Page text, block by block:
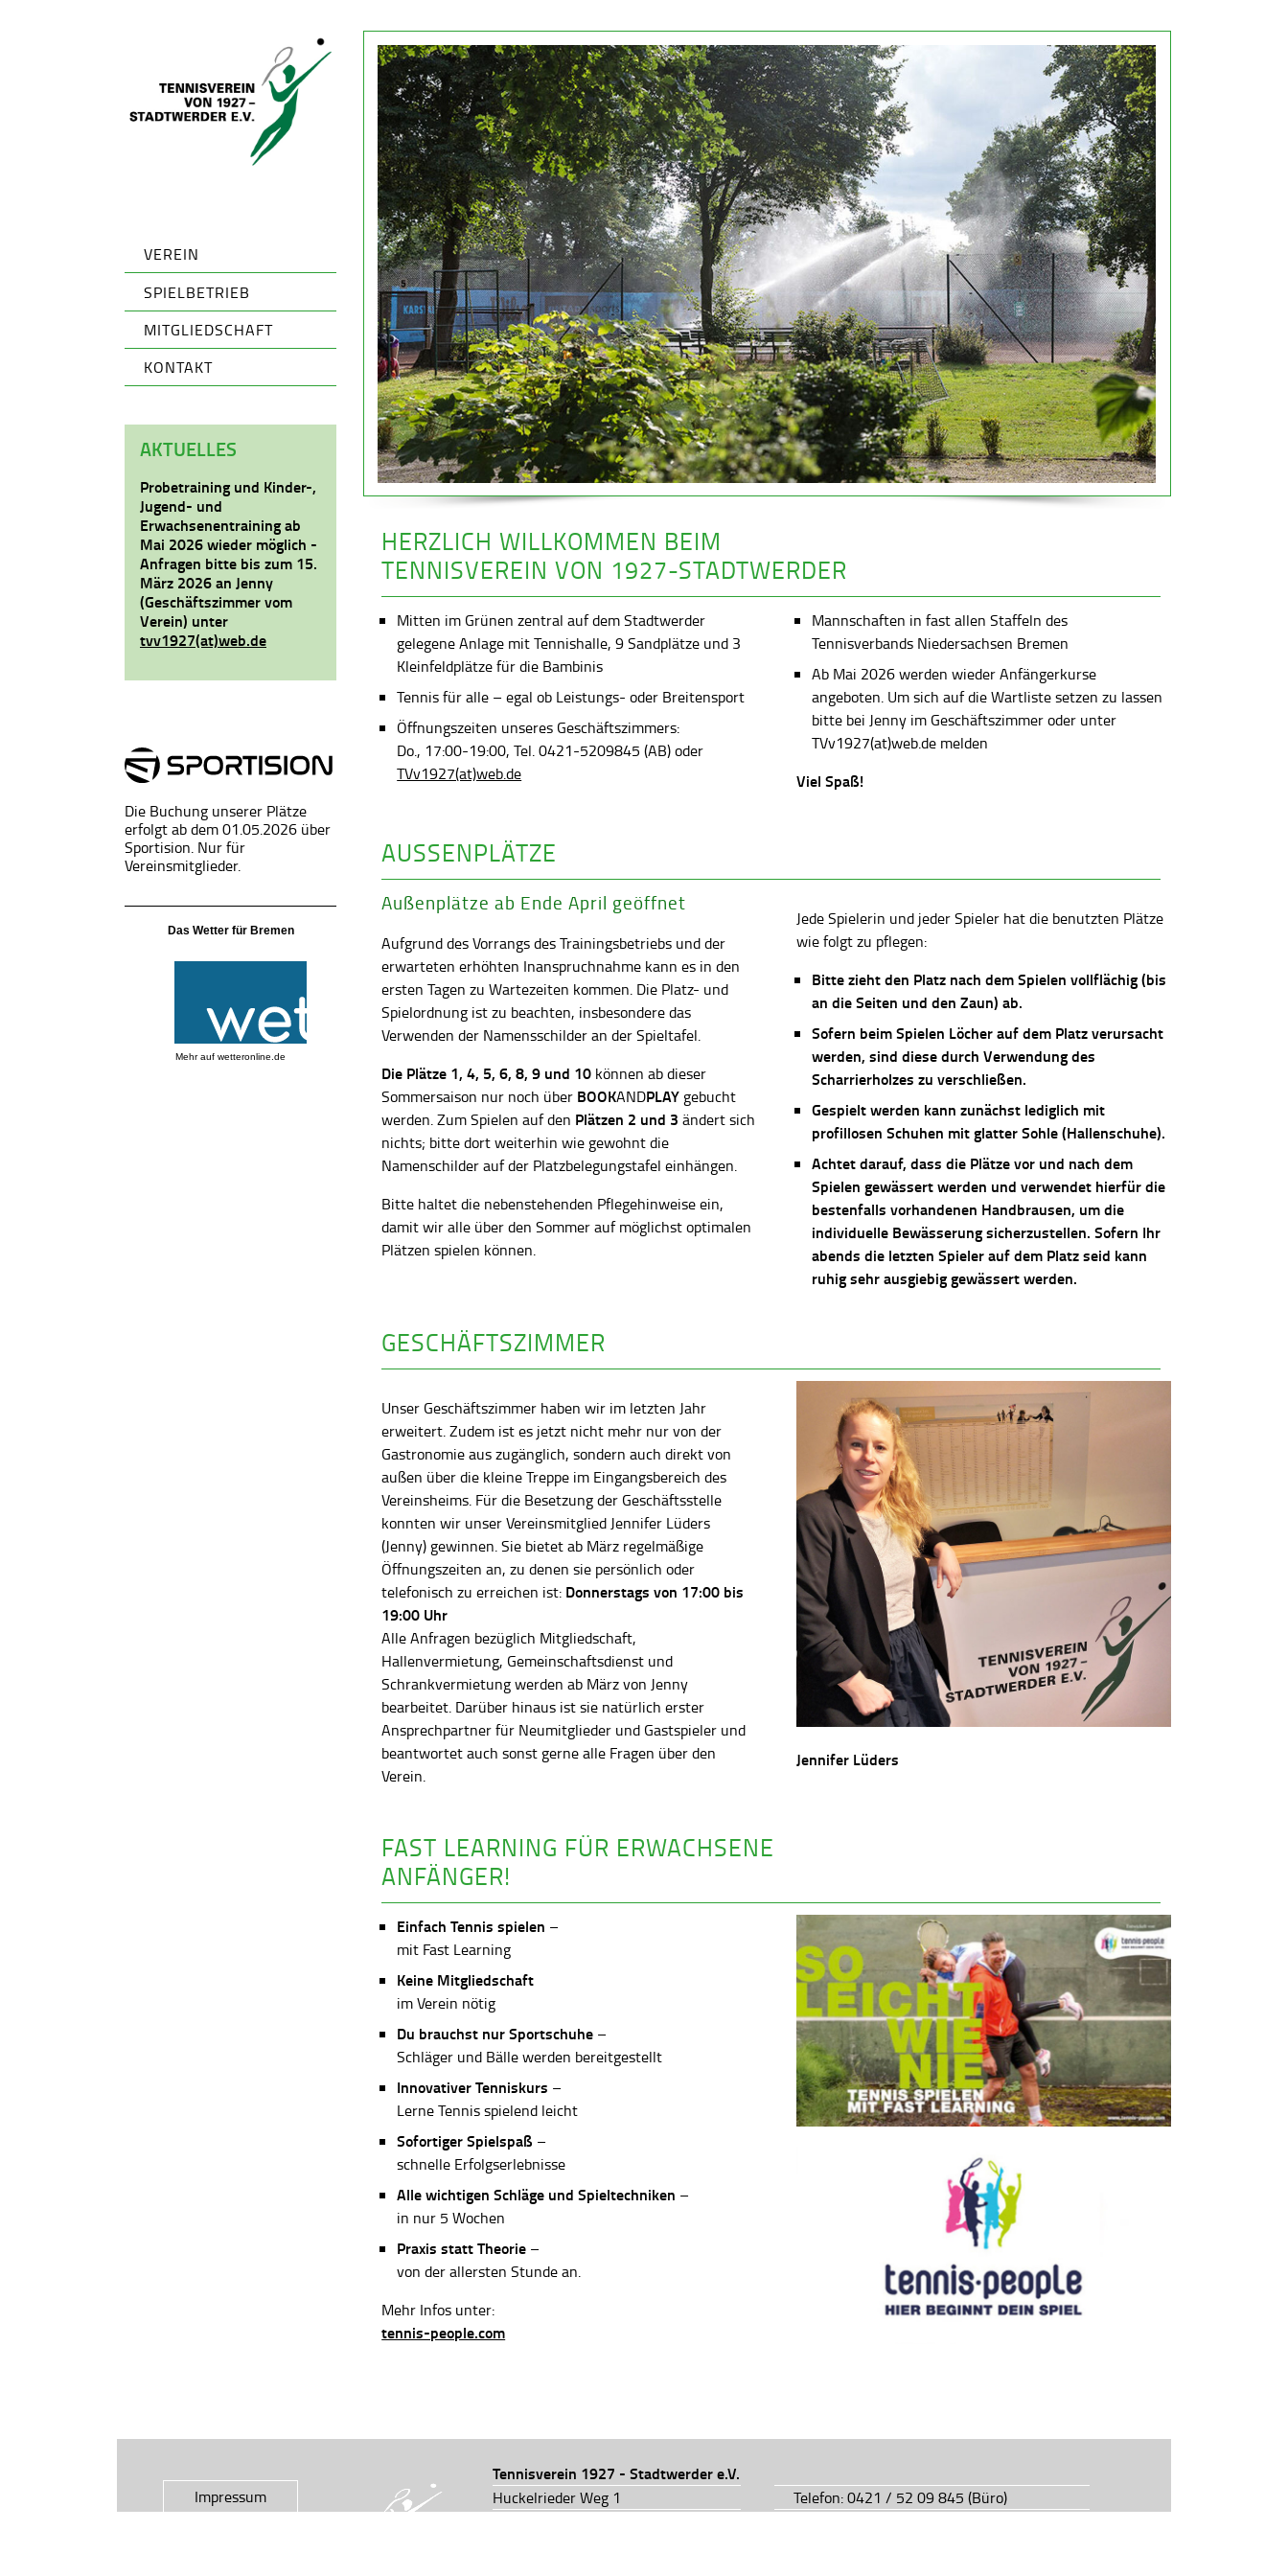
VEREIN
SPIELBETRIEB
MITGLIEDSCHAFT
KONTAKT
AKTUELLES
Probetraining und Kinder-,
Jugend- und
Erwachsenentraining ab
Mai 2026 wieder möglich -
Anfragen bitte bis zum 15.
März 2026 an Jenny
(Geschäftszimmer vom
Verein) unter
tvv1927(at)web.de
Die Buchung unserer Plätze
erfolgt ab dem 01.05.2026 über
Sportision. Nur für
Vereinsmitglieder.
Das Wetter für Bremen
Mehr auf wetteronline.de
HERZLICH WILLKOMMEN BEIM
TENNISVEREIN VON 1927-STADTWERDER
Mitten im Grünen zentral auf dem Stadtwerder
gelegene Anlage mit Tennishalle, 9 Sandplätze und 3
Kleinfeldplätze für die Bambinis
Tennis für alle – egal ob Leistungs- oder Breitensport
Öffnungszeiten unseres Geschäftszimmers:
Do., 17:00-19:00, Tel. 0421-5209845 (AB) oder
TVv1927(at)web.de
Mannschaften in fast allen Staffeln des
Tennisverbands Niedersachsen Bremen
Ab Mai 2026 werden wieder Anfängerkurse
angeboten. Um sich auf die Wartliste setzen zu lassen
bitte bei Jenny im Geschäftszimmer oder unter
TVv1927(at)web.de melden
Viel Spaß!
AUSSENPLÄTZE
Außenplätze ab Ende April geöffnet
Aufgrund des Vorrangs des Trainingsbetriebs und der
erwarteten erhöhten Inanspruchnahme kann es in den
ersten Tagen zu Wartezeiten kommen. Die Platz- und
Spielordnung ist zu beachten, insbesondere das
Verwenden der Namensschilder an der Spieltafel.
Die Plätze 1, 4, 5, 6, 8, 9 und 10 können ab dieser
Sommersaison nur noch über BOOKANDPLAY gebucht
werden. Zum Spielen auf den Plätzen 2 und 3 ändert sich
nichts; bitte dort weiterhin wie gewohnt die
Namenschilder auf der Platzbelegungstafel einhängen.
Bitte haltet die nebenstehenden Pflegehinweise ein,
damit wir alle über den Sommer auf möglichst optimalen
Plätzen spielen können.
Jede Spielerin und jeder Spieler hat die benutzten Plätze
wie folgt zu pflegen:
Bitte zieht den Platz nach dem Spielen vollflächig (bis
an die Seiten und den Zaun) ab.
Sofern beim Spielen Löcher auf dem Platz verursacht
werden, sind diese durch Verwendung des
Scharrierholzes zu verschließen.
Gespielt werden kann zunächst lediglich mit
profillosen Schuhen mit glatter Sohle (Hallenschuhe).
Achtet darauf, dass die Plätze vor und nach dem
Spielen gewässert werden und verwendet hierfür die
bestenfalls vorhandenen Handbrausen, um die
individuelle Bewässerung sicherzustellen. Sofern Ihr
abends die letzten Spieler auf dem Platz seid kann
ruhig sehr ausgiebig gewässert werden.
GESCHÄFTSZIMMER
Unser Geschäftszimmer haben wir im letzten Jahr
erweitert. Zudem ist es jetzt nicht mehr nur von der
Gastronomie aus zugänglich, sondern auch direkt von
außen über die kleine Treppe im Eingangsbereich des
Vereinsheims. Für die Besetzung der Geschäftsstelle
konnten wir unser Vereinsmitglied Jennifer Lüders
(Jenny) gewinnen. Sie bietet ab März regelmäßige
Öffnungszeiten an, zu denen sie persönlich oder
telefonisch zu erreichen ist: Donnerstags von 17:00 bis
19:00 Uhr
Alle Anfragen bezüglich Mitgliedschaft,
Hallenvermietung, Gemeinschaftsdienst und
Schrankvermietung werden ab März von Jenny
bearbeitet. Darüber hinaus ist sie natürlich erster
Ansprechpartner für Neumitglieder und Gastspieler und
beantwortet auch sonst gerne alle Fragen über den
Verein.
Jennifer Lüders
FAST LEARNING FÜR ERWACHSENE
ANFÄNGER!
Einfach Tennis spielen –
mit Fast Learning
Keine Mitgliedschaft
im Verein nötig
Du brauchst nur Sportschuhe –
Schläger und Bälle werden bereitgestellt
Innovativer Tenniskurs –
Lerne Tennis spielend leicht
Sofortiger Spielspaß –
schnelle Erfolgserlebnisse
Alle wichtigen Schläge und Spieltechniken –
in nur 5 Wochen
Praxis statt Theorie –
von der allersten Stunde an.
Mehr Infos unter:
tennis-people.com
Impressum
Tennisverein 1927 - Stadtwerder e.V.
Huckelrieder Weg 1
Telefon: 0421 / 52 09 845 (Büro)